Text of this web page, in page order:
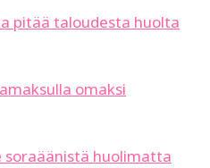
pitää taloudesta huolta
omaksi
huolimatta